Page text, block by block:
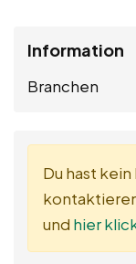
Information
Branchen
Du hast
und hier